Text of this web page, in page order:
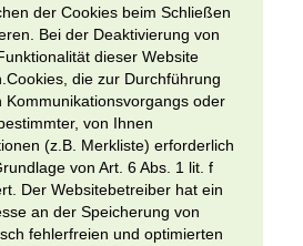
der Cookies beim Schließen
Bei der Deaktivierung von
dieser Website
die zur Durchführung
Kommunikationsvorgangs oder
von Ihnen
(z.B. Merkliste) erforderlich
von Art. 6 Abs. 1 lit. f
Der Websitebetreiber hat ein
an der Speicherung von
fehlerfreien und optimierten